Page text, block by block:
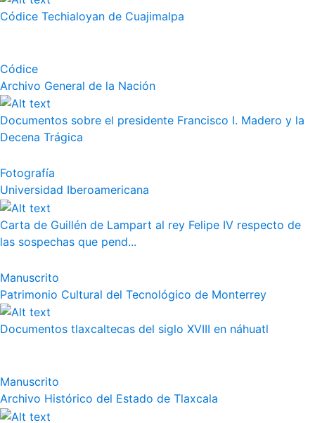
Códice Techialoyan de Cuajimalpa
Códice
Archivo General de la Nación
Documentos sobre el presidente Francisco I. Madero y la
Decena Trágica
Fotografía
Universidad Iberoamericana
Carta de Guillén de Lampart al rey Felipe IV respecto de
las sospechas que pend...
Manuscrito
Patrimonio Cultural del Tecnológico de Monterrey
Documentos tlaxcaltecas del siglo XVIII en náhuatl
Manuscrito
Archivo Histórico del Estado de Tlaxcala